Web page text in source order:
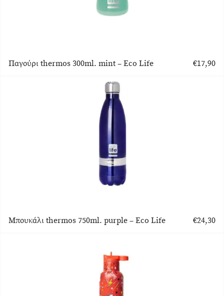
Παγούρι thermos 300ml. mint – Eco Life €17,90
Μπουκάλι thermos 750ml. purple – Eco Life €24,30